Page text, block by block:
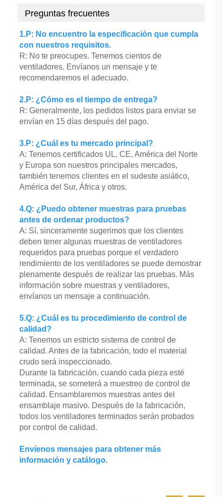
Preguntas frecuentes
1.P: No encuentro la especificación que cumpla
con nuestros requisitos.
R: No te preocupes. Tenemos cientos de
ventiladores. Envíanos un mensaje y te
recomendaremos el adecuado.
2.P: ¿Cómo es el tiempo de entrega?
R: Generalmente, los pedidos listos para enviar se
envían en 15 días después del pago.
3.P: ¿Cuál es tu mercado principal?
A: Tenemos certificados UL, CE, América del Norte
y Europa son nuestros principales mercados,
también tenemos clientes en el sudeste asiático,
América del Sur, África y otros.
4.Q: ¿Puedo obtener muestras para pruebas
antes de ordenar productos?
A: Sí, sinceramente sugerimos que los clientes
deben tener algunas muestras de ventiladores
requeridos para pruebas porque el verdadero
rendimiento de los ventiladores se puede demostrar
plenamente después de realizar las pruebas. Más
información sobre muestras y ventiladores,
envíanos un mensaje a continuación.
5.Q: ¿Cuál es tu procedimiento de control de
calidad?
A: Tenemos un estricto sistema de control de
calidad. Antes de la fabricación, todo el material
crudo será inspeccionado.
Durante la fabricación, cuando cada pieza esté
terminada, se someterá a muestreo de control de
calidad. Ensamblaremos muestras antes del
ensamblaje masivo. Después de la fabricación,
todos los ventiladores terminados serán probados
por control de calidad.
Envíenos mensajes para obtener más
información y catálogo.